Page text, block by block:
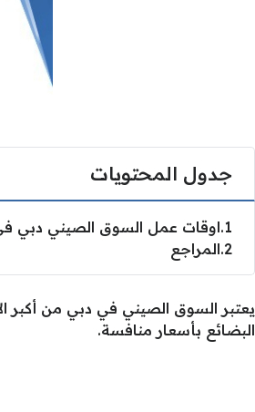
جدول المحتويات
1 اوقات عمل السوق الصيني دبي
2 المراجع
يعتبر السوق الصيني في دبي من أكبر
البضائع بأسعار منافسة.